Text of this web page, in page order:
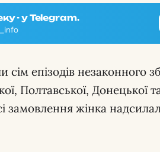
- у Telegram.
епізодів незаконного
Полтавської, Донецької та
замовлення жінка